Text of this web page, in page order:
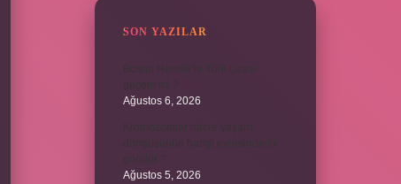
SON YAZILAR
Bosna Hersek’te Türk Lirası
geçerli mi ?
Ağustos 6, 2026
Kromozomlar hücre yaşam
döngüsünün hangi evresinde ilk
görülür ?
Ağustos 5, 2026